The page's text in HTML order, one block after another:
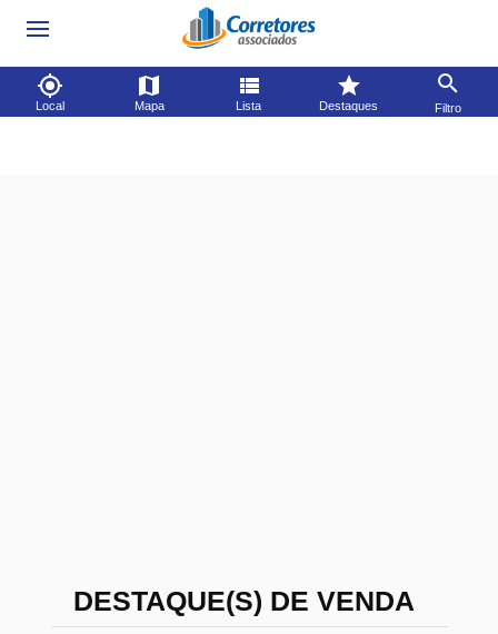
Local Mapa Lista Destaques Filtro
DESTAQUE(S) DE VENDA